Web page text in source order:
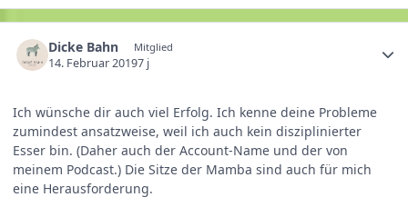
Dicke Bahn Mitglied
14. Februar 20197 j
Ich wünsche dir auch viel Erfolg. Ich kenne deine Probleme
zumindest ansatzweise, weil ich auch kein disziplinierter
Esser bin. (Daher auch der Account-Name und der von
meinem Podcast.) Die Sitze der Mamba sind auch für mich
eine Herausforderung.